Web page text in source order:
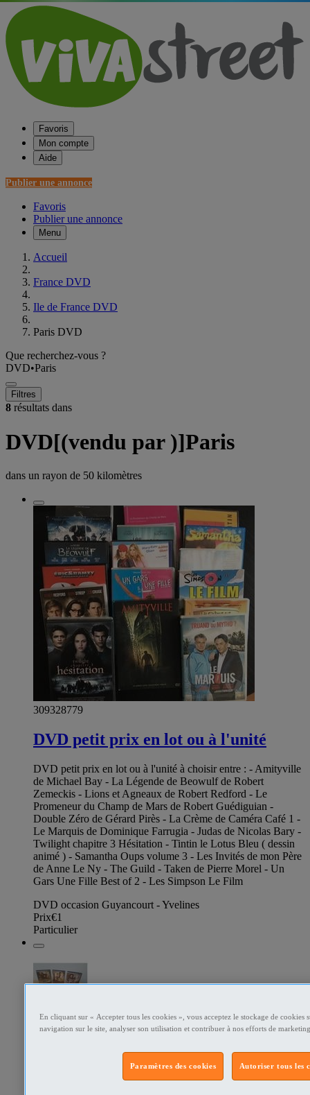
Favoris
Mon compte
Aide
Publier une annonce
Favoris
Publier une annonce
Menu
Accueil
France DVD
Ile de France DVD
Paris DVD
Que recherchez-vous ?
DVD•Paris
Filtres
8 résultats dans
DVD[(vendu par )]Paris
dans un rayon de 50 kilomètres
309328779
DVD petit prix en lot ou à l'unité
DVD petit prix en lot ou à l'unité à choisir entre : - Amityville
de Michael Bay - La Légende de Beowulf de Robert
Zemeckis - Lions et Agneaux de Robert Redford - Le
Promeneur du Champ de Mars de Robert Guédiguian -
Double Zéro de Gérard Pirès - La Crème de Caméra Café 1 -
Le Marquis de Dominique Farrugia - Judas de Nicolas Bary -
Twilight chapitre 3 Hésitation - Tintin le Lotus Bleu ( dessin
animé ) - Samantha Oups volume 3 - Les Invités de mon Père
de Anne Le Ny - The Guild - Taken de Pierre Morel - Un
Gars Une Fille Best of 2 - Les Simpson Le Film
DVD occasion Guyancourt - Yvelines
Prix€1
Particulier
226809994
anneaux🍿🍿🍿
En cliquant sur « Accepter tous les cookies », vous acceptez le stockage de
navigation sur le site, analyser son utilisation et contribuer à nos efforts de
Autoriser tous les
Paramètres des cookies